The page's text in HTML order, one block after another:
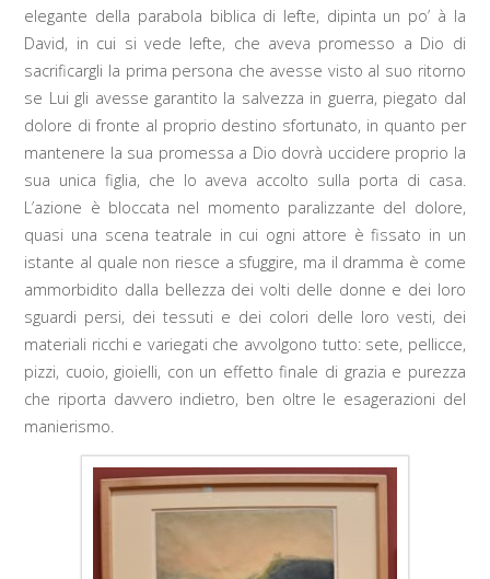
elegante della parabola biblica di Iefte, dipinta un po’ à la
David, in cui si vede Iefte, che aveva promesso a Dio di
sacrificargli la prima persona che avesse visto al suo ritorno
se Lui gli avesse garantito la salvezza in guerra, piegato dal
dolore di fronte al proprio destino sfortunato, in quanto per
mantenere la sua promessa a Dio dovrà uccidere proprio la
sua unica figlia, che lo aveva accolto sulla porta di casa.
L’azione è bloccata nel momento paralizzante del dolore,
quasi una scena teatrale in cui ogni attore è fissato in un
istante al quale non riesce a sfuggire, ma il dramma è come
ammorbidito dalla bellezza dei volti delle donne e dei loro
sguardi persi, dei tessuti e dei colori delle loro vesti, dei
materiali ricchi e variegati che avvolgono tutto: sete, pellicce,
pizzi, cuoio, gioielli, con un effetto finale di grazia e purezza
che riporta davvero indietro, ben oltre le esagerazioni del
manierismo.